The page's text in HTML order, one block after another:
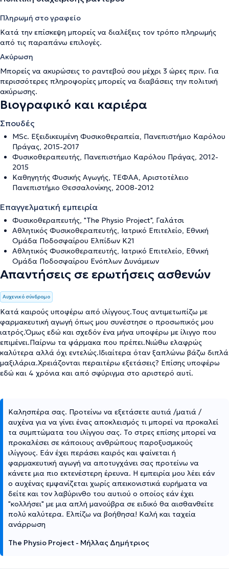
Πληρωμή στο γραφείο
Κατά την επίσκεψη μπορείς να διαλέξεις τον τρόπο πληρωμής
από τις παραπάνω επιλογές.
Ακύρωση
Μπορείς να ακυρώσεις το ραντεβού σου μέχρι 3 ώρες πριν. Για
περισσότερες πληροφορίες μπορείς να διαβάσεις την πολιτική
ακύρωσης.
Βιογραφικό και καριέρα
Σπουδές
MSc. Εξειδικευμένη Φυσικοθεραπεία, Πανεπιστήμιο Καρόλου
Πράγας, 2015-2017
Φυσικοθεραπευτής, Πανεπιστήμιο Καρόλου Πράγας, 2012-
2015
Καθηγητής Φυσικής Αγωγής, ΤΕΦΑΑ, Αριστοτέλειο
Πανεπιστήμιο Θεσσαλονίκης, 2008-2012
Επαγγελματική εμπειρία
Φυσικοθεραπευτής, "The Physio Project", Γαλάτσι
Αθλητικός Φυσικοθεραπευτής, Ιατρικό Επιτελείο, Εθνική
Ομάδα Ποδοσφαίρου Ελπίδων Κ21
Αθλητικός Φυσικοθεραπευτής, Ιατρικό Επιτελείο, Εθνική
Ομάδα Ποδοσφαίρου Ενόπλων Δυνάμεων
Απαντήσεις σε ερωτήσεις ασθενών
Αυχενικό σύνδρομο
Κατά καιρούς υποφέρω από ιλίγγους.Τους αντιμετωπίζω με
φαρμακευτική αγωγή όπως μου συνέστησε ο προσωπικός μου
ιατρός.Όμως εδώ και σχεδόν ένα μήνα υποφέρω με ίλιγγο που
επιμένει.Παίρνω τα φάρμακα που πρέπει.Νιώθω ελαφρώς
καλύτερα αλλά όχι εντελώς.Ιδιαίτερα όταν ξαπλώνω βάζω διπλά
μαξιλάρια.Χρειάζονται περαιτέρω εξετάσεις? Επίσης υποφέρω
εδώ και 4 χρόνια και από σφύριγμα στο αριστερό αυτί.
Καλησπέρα σας. Προτείνω να εξετάσετε αυτιά /ματιά /
αυχένα για να γίνει ένας αποκλεισμός τι μπορεί να προκαλεί
τα συμπτώματα του ιλίγγου σας. Το στρες επίσης μπορεί να
προκαλέσει σε κάποιους ανθρώπους παροξυσμικούς
ιλίγγους. Εάν έχει περάσει καιρός και φαίνεται ή
φαρμακευτική αγωγή να αποτυγχάνει σας προτείνω να
κάνετε μια πιο εκτενέστερη έρευνα. Η εμπειρία μου λέει εάν
ο αυχένας εμφανίζεται χωρίς απεικονιστικά ευρήματα να
δείτε και τον λαβύρινθο του αυτιού ο οποίος εάν έχει
"κολλήσει" με μια απλή μανούβρα σε ειδικό θα αισθανθείτε
πολύ καλύτερα. Ελπίζω να βοήθησα! Καλή και ταχεία
ανάρρωση
The Physio Project - Μήλλας Δημήτριος